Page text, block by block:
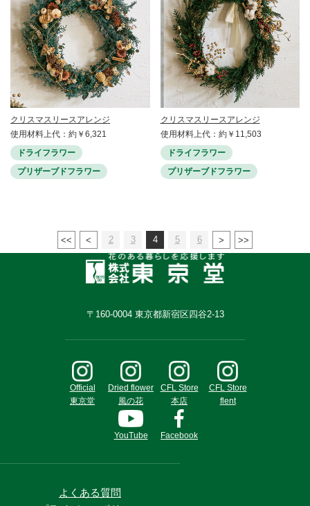
クリスマスリースアレンジ
使用材料上代：約￥6,321
ドライフラワー
プリザーブドフラワー
クリスマスリースアレンジ
使用材料上代：約￥11,503
ドライフラワー
プリザーブドフラワー
2 3 4 5 6
〒160-0004 東京都新宿区四谷2-13
Official
東京堂
Dried flower
風の花
CFL Store
本店
CFL Store
flent
YouTube Facebook
よくある質問